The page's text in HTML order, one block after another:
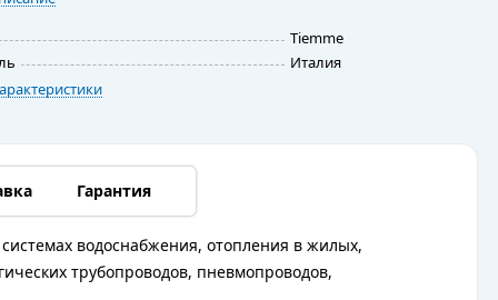
Tiemme
Италия
Гарантия
водоснабжения, отопления в жилых,
трубопроводов, пневмопроводов,